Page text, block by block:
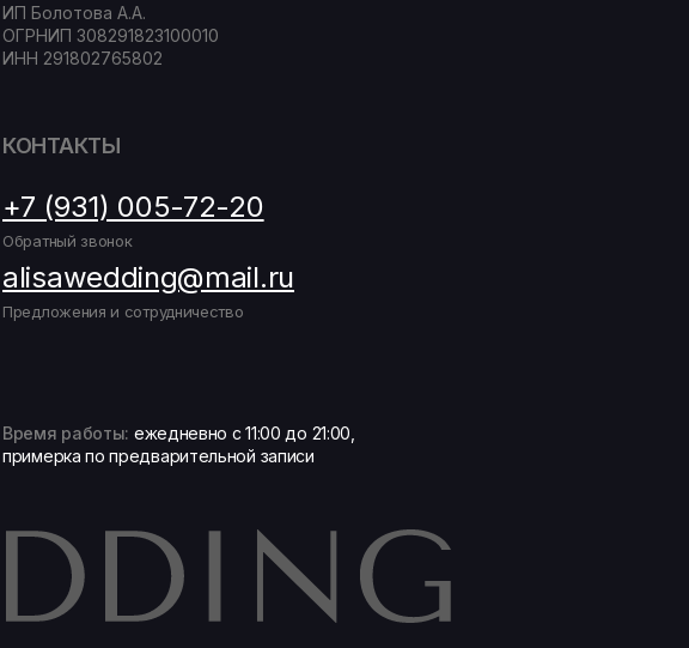
КОНТАКТЫ
+7 (931) 005-72-20
Предложения и сотрудничество
Обратный звонок
Время работы: ежедневно с 11:00 до 21:00,
примерка по предварительной записи
ИП Болотова А.А.
ОГРНИП 308291823100010
ИНН 291802765802
alisawedding@mail.ru